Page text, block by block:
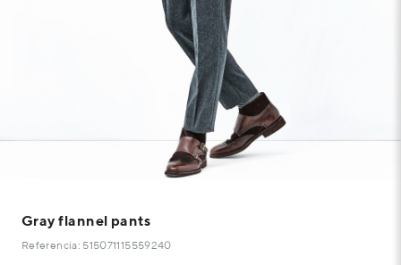
Gray flannel pants
Referencia: 515071115559240